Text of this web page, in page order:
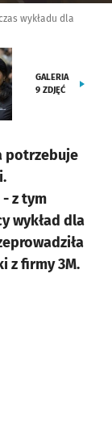
wykładu dla
GALERIA
9 ZDJĘĆ
potrzebuje
z tym
wykład dla
z firmy 3M.